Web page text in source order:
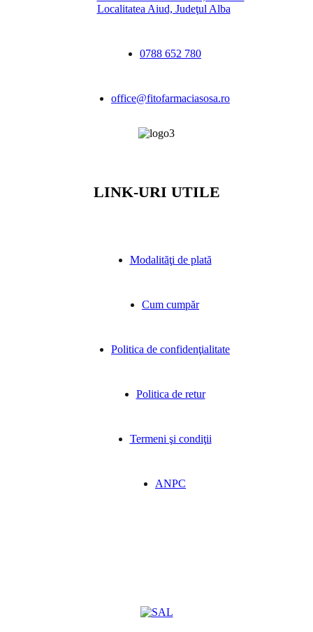
Localitatea Aiud, Judeţul Alba
0788 652 780
office@fitofarmaciasosa.ro
LINK-URI UTILE
Modalităţi de plată
Cum cumpăr
Politica de confidenţialitate
Politica de retur
Termeni şi condiţii
ANPC